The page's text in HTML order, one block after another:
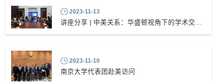
2023-11-13
讲座分享 | 中美关系：华盛顿视角下的学术交流展望
2023-11-10
南京大学代表团赴美访问